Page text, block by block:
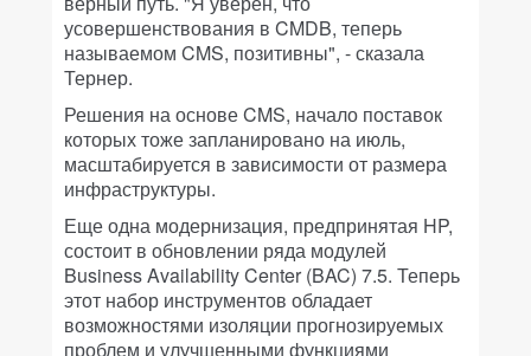
усовершенствования в CMDB, теперь
называемом CMS, позитивны", - сказала
Тернер.
Решения на основе CMS, начало поставок
которых тоже запланировано на июль,
масштабируется в зависимости от размера
инфраструктуры.
Еще одна модернизация, предпринятая HP,
состоит в обновлении ряда модулей
Business Availability Center (BAC) 7.5. Теперь
этот набор инструментов обладает
возможностями изоляции прогнозируемых
проблем и улучшенными функциями